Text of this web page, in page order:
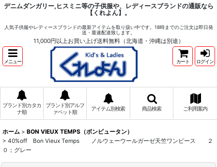
デニムダンガリー,ヒスミニ等の子供服や、レディースブランドの通販なら
【くれよん】。
人気子供服やレディースブランドの最新アイテムを取り扱い中です。18時までのご注文は即日発
送・最速配達致します。
11,000円以上お買い上げ送料無料（北海道・沖縄は別途）
メニュー カート ログイン
ブランド別カタカ
ナ順
ブランド別アルフ
ァベット順
アイテム別検索 商品検索 ご利用案内
ホーム > BON VIEUX TEMPS（ボンビュータン）
> 40%off Bon Vieux Temps ノルウェーウールガーゼ天竺ワンピース ２
０；グレー